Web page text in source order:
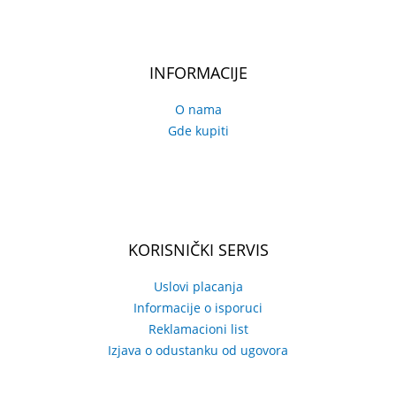
INFORMACIJE
O nama
Gde kupiti
KORISNIČKI SERVIS
Uslovi placanja
Informacije o isporuci
Reklamacioni list
Izjava o odustanku od ugovora